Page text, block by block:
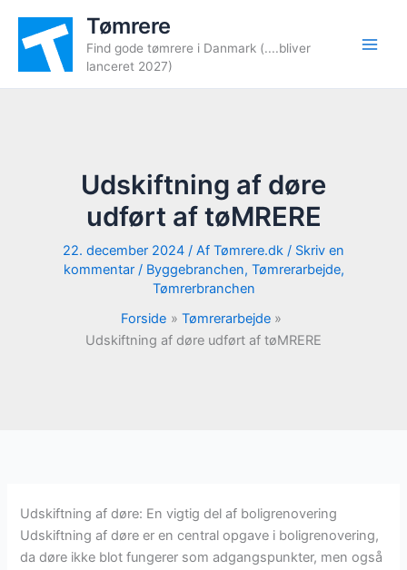
indholdet
Tømrere
Find gode tømrere i Danmark (....bliver
lanceret 2027)
Udskiftning af døre
udført af tøMRERE
22. december 2024 / Af Tømrere.dk / Skriv en
kommentar / Byggebranchen, Tømrerarbejde,
Tømrerbranchen
Forside
Tømrerarbejde
Udskiftning af døre udført af tøMRERE
Udskiftning af døre: En vigtig del af boligrenovering
Udskiftning af døre er en central opgave i boligrenovering,
da døre ikke blot fungerer som adgangspunkter, men også